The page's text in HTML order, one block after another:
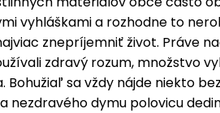
vyhláškami a rozhodne to
znepríjemniť život. Práve
zdravý rozum, množstvo
sa vždy nájde niekto
nezdravého dymu polovicu